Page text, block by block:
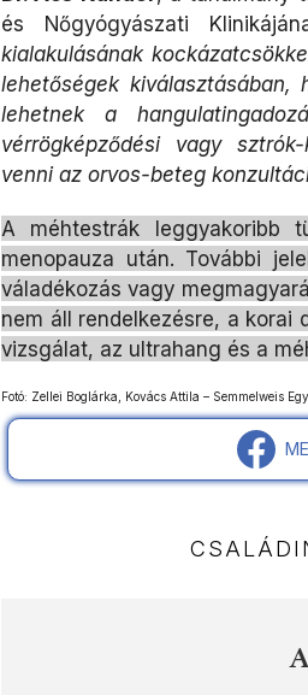
és Nőgyógyászati
kialakulásának
lehetőségek kiválasztásában,
lehetnek a
vérrögképződési vagy
venni az orvos-beteg
A méhtestrák leggyakoribb
menopauza után. További
váladékozás vagy
nem áll rendelkezésre, a korai
vizsgálat, az ultrahang és a
Fotó: Zellei Boglárka, Kovács Attila – Semmelweis